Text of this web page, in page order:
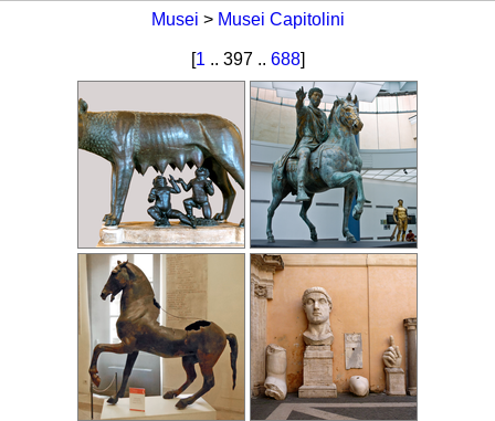
Musei > Musei Capitolini
[1 .. 397 .. 688]